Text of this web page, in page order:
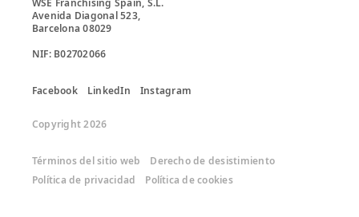
WSE Franchising Spain, S.L.
Avenida Diagonal 523,
Barcelona 08029
Facebook LinkedIn Instagram
Copyright 2026
Términos del sitio web
Derecho de desistimiento
Política de privacidad
Política de cookies